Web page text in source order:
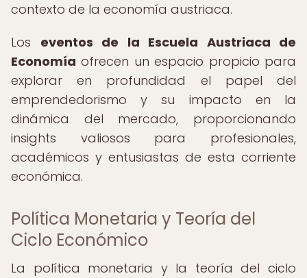
contexto de la economía austriaca.
Los eventos de la Escuela Austriaca de
Economía ofrecen un espacio propicio para
explorar en profundidad el papel del
emprendedorismo y su impacto en la
dinámica del mercado, proporcionando
insights valiosos para profesionales,
académicos y entusiastas de esta corriente
económica.
Política Monetaria y Teoría del
Ciclo Económico
La política monetaria y la teoría del ciclo